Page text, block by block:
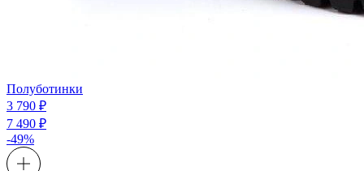
Полуботинки
3 790 ₽
7 490 ₽
-49%